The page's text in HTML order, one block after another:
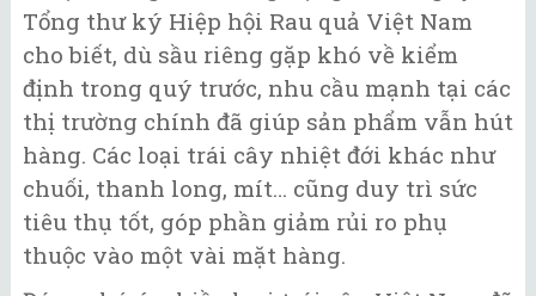
Tổng thư ký Hiệp hội Rau quả Việt Nam
cho biết, dù sầu riêng gặp khó về kiểm
định trong quý trước, nhu cầu mạnh tại các
thị trường chính đã giúp sản phẩm vẫn hút
hàng. Các loại trái cây nhiệt đới khác như
chuối, thanh long, mít… cũng duy trì sức
tiêu thụ tốt, góp phần giảm rủi ro phụ
thuộc vào một vài mặt hàng.